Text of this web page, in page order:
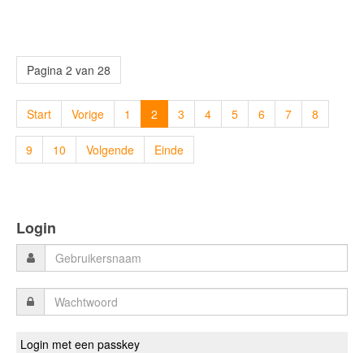
Pagina 2 van 28
Start Vorige 1 2 3 4 5 6 7 8
9 10 Volgende Einde
Login
Login met een passkey